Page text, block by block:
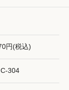
円(税込)
C-304